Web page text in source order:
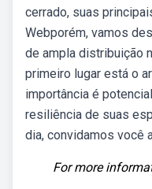
cerrado, suas
Webporém, vamos
de ampla distribuição
primeiro lugar está o
importância é
resiliência de suas
dia, convidamos você
For more